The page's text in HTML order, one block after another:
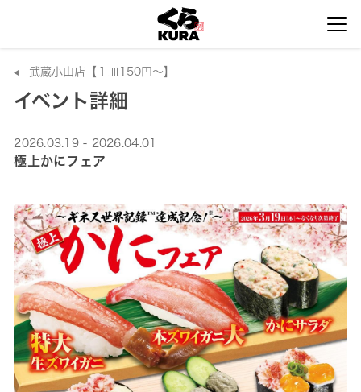
武蔵小山店【１皿150円～】
イベント詳細
2026.03.19 - 2026.04.01
極上かにフェア